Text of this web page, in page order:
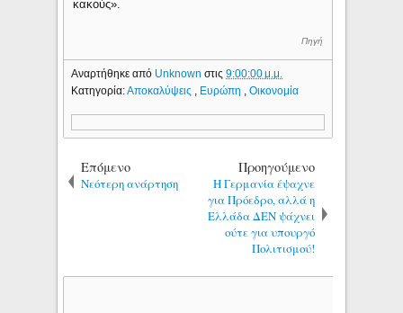
κακούς».
Πηγή
Αναρτήθηκε από Unknownστις9:00:00 μ.μ.
Κατηγορία:Αποκαλύψεις Ευρώπη ,Οικονομία
Επόμενο
Νεότερη ανάρτηση
Προηγούμενο
Η Γερμανία έψαχνε
για Πρόεδρο, αλλά η
Ελλάδα ΔΕΝ ψάχνει
ούτε για υπουργό
Πολιτισμού!